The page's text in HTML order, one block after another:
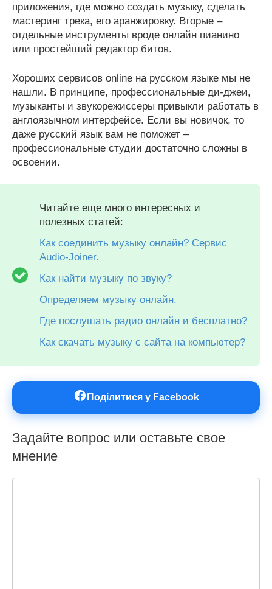
приложения, где можно создать музыку, сделать
мастеринг трека, его аранжировку. Вторые –
отдельные инструменты вроде онлайн пианино
или простейший редактор битов.
Хороших сервисов online на русском языке мы не
нашли. В принципе, профессиональные ди-джеи,
музыканты и звукорежиссеры привыкли работать в
англоязычном интерфейсе. Если вы новичок, то
даже русский язык вам не поможет –
профессиональные студии достаточно сложны в
освоении.
Читайте еще много интересных и
полезных статей:
Как соединить музыку онлайн? Сервис
Audio-Joiner.
Как найти музыку по звуку?
Определяем музыку онлайн.
Где послушать радио онлайн и бесплатно?
Как скачать музыку с сайта на компьютер?
Поділитися у Facebook
Задайте вопрос или оставьте свое
мнение